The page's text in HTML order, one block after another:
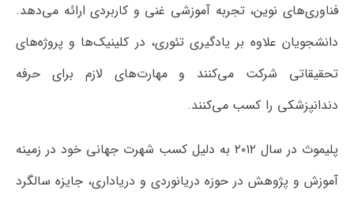
فناوری‌های نوین، تجربه آموزشی غنی و کاربردی ارائه می‌دهد.
دانشجویان علاوه بر یادگیری تئوری، در کلینیک‌ها و پروژه‌های
تحقیقاتی شرکت می‌کنند و مهارت‌های لازم برای حرفه
دندانپزشکی را کسب می‌کنند.
پلیموث در سال ۲۰۱۲ به دلیل کسب شهرت جهانی خود در زمینه
آموزش و پژوهش در حوزه دریانوردی و دریاداری، جایزه سالگرد